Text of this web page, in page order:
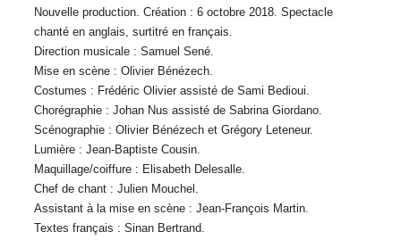
Nouvelle production. Création : 6 octobre 2018. Spectacle
chanté en anglais, surtitré en français.
Direction musicale : Samuel Sené.
Mise en scène : Olivier Bénézech.
Costumes : Frédéric Olivier assisté de Sami Bedioui.
Chorégraphie : Johan Nus assisté de Sabrina Giordano.
Scénographie : Olivier Bénézech et Grégory Leteneur.
Lumière : Jean-Baptiste Cousin.
Maquillage/coiffure : Elisabeth Delesalle.
Chef de chant : Julien Mouchel.
Assistant à la mise en scène : Jean-François Martin.
Textes français : Sinan Bertrand.